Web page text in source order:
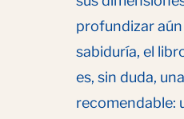
profundizar
sabiduría, el
es, sin duda,
recomendable: